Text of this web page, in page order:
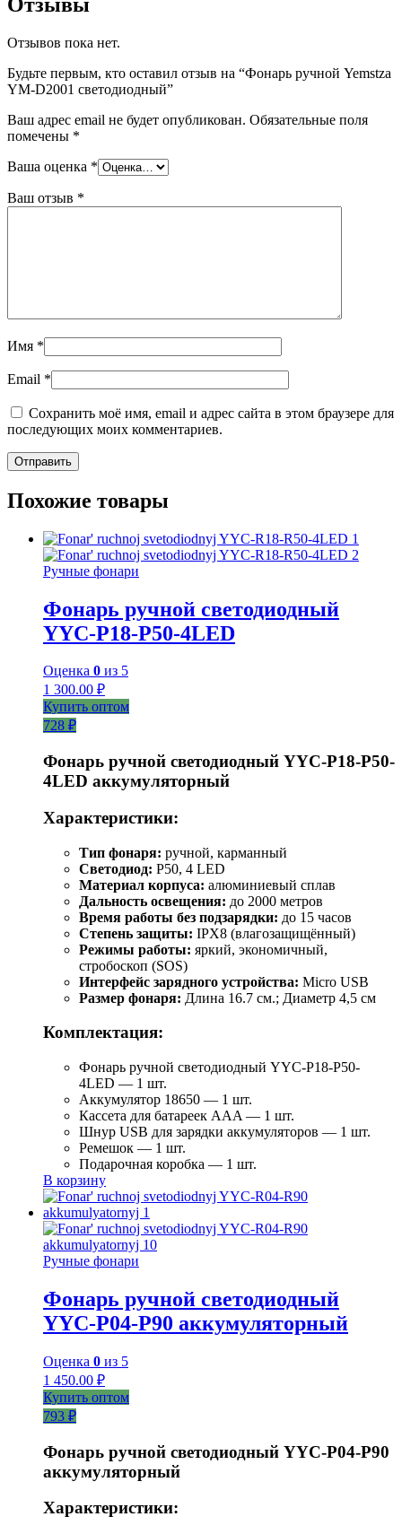
Отзывов пока нет.
Будьте первым, кто оставил отзыв на “Фонарь ручной Yemstza
YM-D2001 светодиодный”
Ваш адрес email не будет опубликован. Обязательные поля
помечены *
Ваша оценка *
Ваш отзыв *
Имя *
Email *
Сохранить моё имя, email и адрес сайта в этом браузере для
последующих моих комментариев.
Похожие товары
Ручные фонари
Фонарь ручной светодиодный
YYC-P18-P50-4LED
Оценка 0 из 5
1 300.00 ₽
Купить оптом
728 ₽
Фонарь ручной светодиодный YYC-Р18-Р50-
4LED аккумуляторный
Характеристики:
Тип фонаря: ручной, карманный
Светодиод: P50, 4 LED
Материал корпуса: алюминиевый сплав
Дальность освещения: до 2000 метров
Время работы без подзарядки: до 15 часов
Степень защиты: IPX8 (влагозащищённый)
Режимы работы: яркий, экономичный,
стробоскоп (SOS)
Интерфейс зарядного устройства: Micro USB
Размер фонаря: Длина 16.7 см.; Диаметр 4,5 см
Комплектация:
Фонарь ручной светодиодный YYC-Р18-Р50-
4LED — 1 шт.
Аккумулятор 18650 — 1 шт.
Кассета для батареек AAA — 1 шт.
Шнур USB для зарядки аккумуляторов — 1 шт.
Ремешок — 1 шт.
Подарочная коробка — 1 шт.
В корзину
Ручные фонари
Фонарь ручной светодиодный
YYC-P04-P90 аккумуляторный
Оценка 0 из 5
1 450.00 ₽
Купить оптом
793 ₽
Фонарь ручной светодиодный YYC-Р04-Р90
аккумуляторный
Характеристики: